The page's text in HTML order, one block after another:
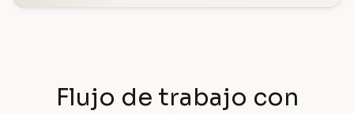
Flujo de trabajo con